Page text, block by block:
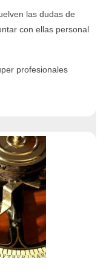
las dudas de
con ellas personal
profesionales